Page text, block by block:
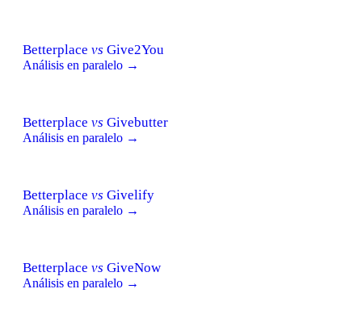
Betterplace vs Give2You
Análisis en paralelo →
Betterplace vs Givebutter
Análisis en paralelo →
Betterplace vs Givelify
Análisis en paralelo →
Betterplace vs GiveNow
Análisis en paralelo →